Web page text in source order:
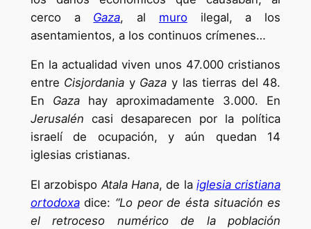
cerco a Gaza, al muroilegal, a los
asentamientos, a los continuos crímenes…
En la actualidad viven unos 47.000 cristianos
entre Cisjordania y Gaza y las tierras del 48.
En Gazahay aproximadamente 3.000. En
Jerusalén casi desaparecen por la política
israelí de ocupación, y aún quedan 14
iglesias cristianas.
El arzobispoAtala Hana, de la iglesia cristiana
ortodoxadice: “Lo peor de ésta situación es
el retroceso numérico de la población